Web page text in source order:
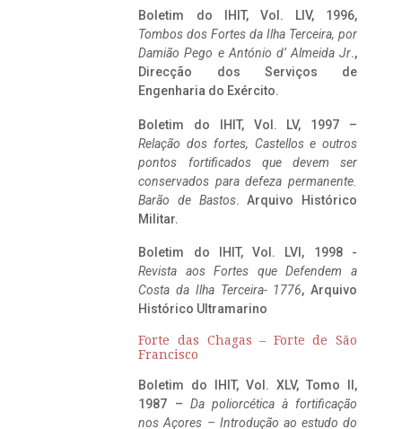
Boletim do IHIT, Vol. LIV, 1996,
Tombos dos Fortes da Ilha Terceira, por
Damião Pego e António d’ Almeida Jr.,
Direcção dos Serviços de
Engenharia do Exército.
Boletim do IHIT, Vol. LV, 1997 –
Relação dos fortes, Castellos e outros
pontos fortificados que devem ser
conservados para defeza permanente.
Barão de Bastos. Arquivo Histórico
Militar.
Boletim do IHIT, Vol. LVI, 1998 -
Revista aos Fortes que Defendem a
Costa da Ilha Terceira- 1776, Arquivo
Histórico Ultramarino
Forte das Chagas – Forte de São
Francisco
Boletim do IHIT, Vol. XLV, Tomo II,
1987 – Da poliorcética à fortificação
nos Açores – Introdução ao estudo do